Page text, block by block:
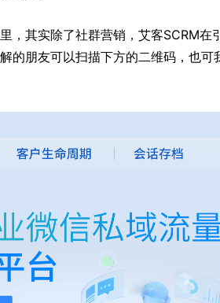
其实除了社群营销，艾客SCRM在
的朋友可以扫描下方的二维码，也可